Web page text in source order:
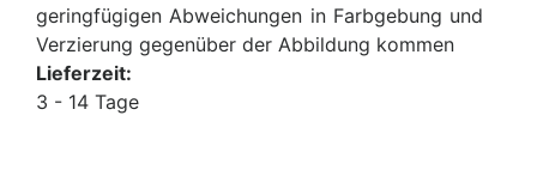
geringfügigen Abweichungen in Farbgebung und
Verzierung gegenüber der Abbildung kommen
Lieferzeit:
3 - 14 Tage